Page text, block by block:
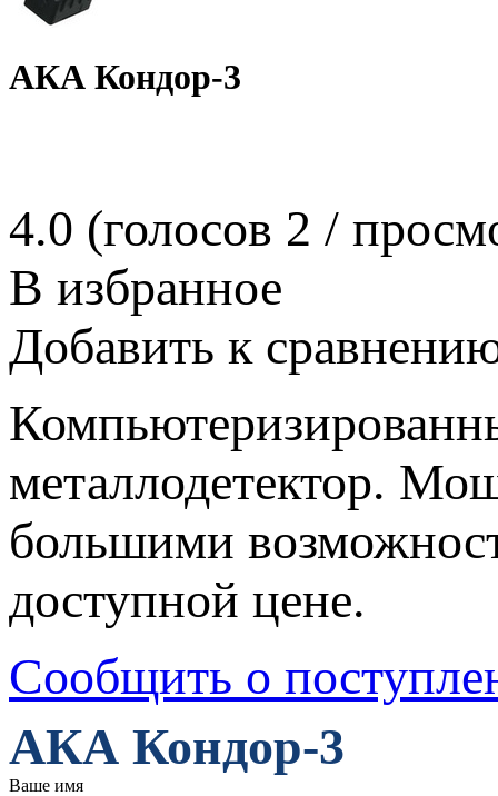
АКА Кондор-3
4.0 (голосов 2 /
В избранное
Добавить к
металлодетектор.
большими
доступной цене.
Сообщить о
АКА Кондор-3
Ваше имя